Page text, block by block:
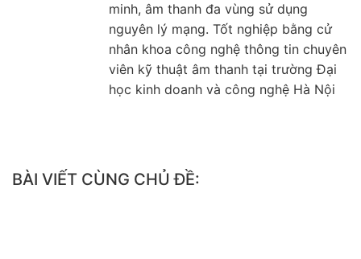
minh, âm thanh đa vùng sử dụng
nguyên lý mạng. Tốt nghiệp bằng cử
nhân khoa công nghệ thông tin chuyên
viên kỹ thuật âm thanh tại trường Đại
học kinh doanh và công nghệ Hà Nội
BÀI VIẾT CÙNG CHỦ ĐỀ: